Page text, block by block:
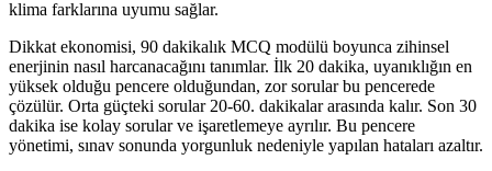
klima farklarına uyumu sağlar.
Dikkat ekonomisi, 90 dakikalık MCQ modülü boyunca zihinsel
enerjinin nasıl harcanacağını tanımlar. İlk 20 dakika, uyanıklığın en
yüksek olduğu pencere olduğundan, zor sorular bu pencerede
çözülür. Orta güçteki sorular 20-60. dakikalar arasında kalır. Son 30
dakika ise kolay sorular ve işaretlemeye ayrılır. Bu pencere
yönetimi, sınav sonunda yorgunluk nedeniyle yapılan hataları azaltır.